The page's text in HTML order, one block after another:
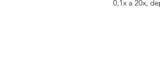
0,1x a 20x,